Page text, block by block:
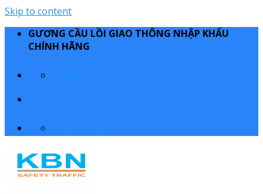
Skip to content
GƯƠNG CẦU LỒI GIAO THÔNG NHẬP KHẨU
CHÍNH HÃNG